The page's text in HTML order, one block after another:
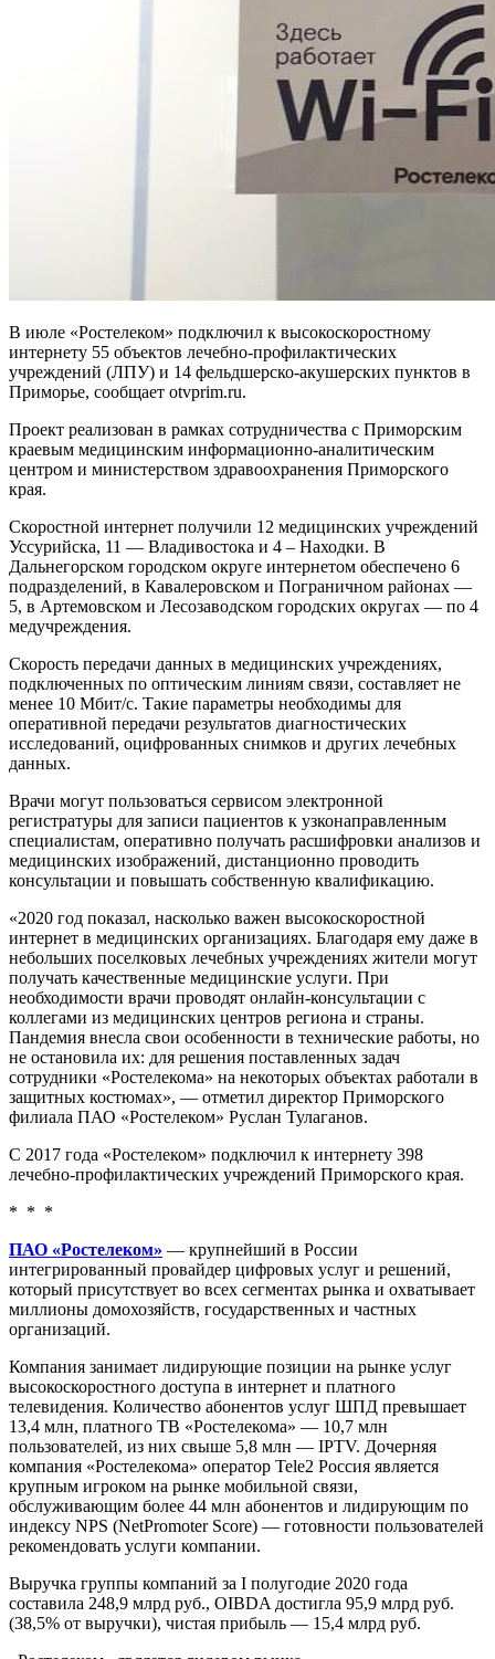
В июле «Ростелеком» подключил к высокоскоростному
интернету 55 объектов лечебно-профилактических
учреждений (ЛПУ) и 14 фельдшерско-акушерских пунктов в
Приморье, сообщает otvprim.ru.
Проект реализован в рамках сотрудничества с Приморским
краевым медицинским информационно-аналитическим
центром и министерством здравоохранения Приморского
края.
Скоростной интернет получили 12 медицинских учреждений
Уссурийска, 11 — Владивостока и 4 – Находки. В
Дальнегорском городском округе интернетом обеспечено 6
подразделений, в Кавалеровском и Пограничном районах —
5, в Артемовском и Лесозаводском городских округах — по 4
медучреждения.
Скорость передачи данных в медицинских учреждениях,
подключенных по оптическим линиям связи, составляет не
менее 10 Мбит/с. Такие параметры необходимы для
оперативной передачи результатов диагностических
исследований, оцифрованных снимков и других лечебных
данных.
Врачи могут пользоваться сервисом электронной
регистратуры для записи пациентов к узконаправленным
специалистам, оперативно получать расшифровки анализов и
медицинских изображений, дистанционно проводить
консультации и повышать собственную квалификацию.
«2020 год показал, насколько важен высокоскоростной
интернет в медицинских организациях. Благодаря ему даже в
небольших поселковых лечебных учреждениях жители могут
получать качественные медицинские услуги. При
необходимости врачи проводят онлайн-консультации с
коллегами из медицинских центров региона и страны.
Пандемия внесла свои особенности в технические работы, но
не остановила их: для решения поставленных задач
сотрудники «Ростелекома» на некоторых объектах работали в
защитных костюмах», — отметил директор Приморского
филиала ПАО «Ростелеком» Руслан Тулаганов.
С 2017 года «Ростелеком» подключил к интернету 398
лечебно-профилактических учреждений Приморского края.
* * *
ПАО «Ростелеком» — крупнейший в России
интегрированный провайдер цифровых услуг и решений,
который присутствует во всех сегментах рынка и охватывает
миллионы домохозяйств, государственных и частных
организаций.
Компания занимает лидирующие позиции на рынке услуг
высокоскоростного доступа в интернет и платного
телевидения. Количество абонентов услуг ШПД превышает
13,4 млн, платного ТВ «Ростелекома» — 10,7 млн
пользователей, из них свыше 5,8 млн — IPTV. Дочерняя
компания «Ростелекома» оператор Tele2 Россия является
крупным игроком на рынке мобильной связи,
обслуживающим более 44 млн абонентов и лидирующим по
индексу NPS (NetPromoter Score) — готовности пользователей
рекомендовать услуги компании.
Выручка группы компаний за I полугодие 2020 года
составила 248,9 млрд руб., OIBDA достигла 95,9 млрд руб.
(38,5% от выручки), чистая прибыль — 15,4 млрд руб.